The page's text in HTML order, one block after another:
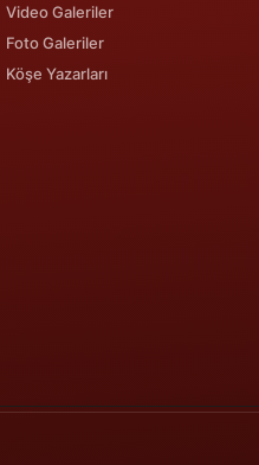
Video Galeriler
Foto Galeriler
Köşe Yazarları